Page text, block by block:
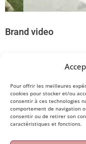
Pour offrir les meilleures
cookies pour stocker et/ou
consentir à ces technologies
comportement de navigation
consentir ou de retirer son
caractéristiques et fonctions.
Brand video
1 2